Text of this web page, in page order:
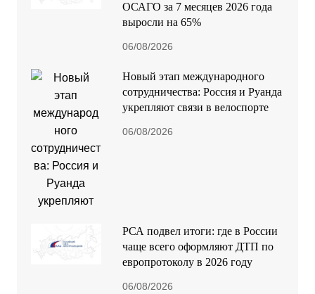
ОСАГО за 7 месяцев 2026 года
выросли на 65%
06/08/2026
Новый этап международного
сотрудничества: Россия и Руанда
укрепляют связи в велоспорте
06/08/2026
РСА подвел итоги: где в России
чаще всего оформляют ДТП по
европротоколу в 2026 году
06/08/2026